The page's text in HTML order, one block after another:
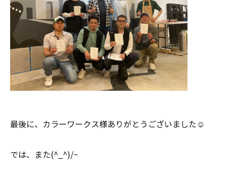
最後に、カラーワークス様ありがとうございました☺
では、また(^_^)/~